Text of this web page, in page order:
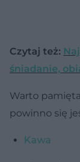
Czytaj też:
śniadanie,
Warto
powinno się
Kawa